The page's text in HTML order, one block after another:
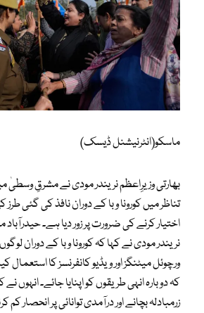
ماسکو(انٹرنیشنل ڈیسک)
بھارتی وزیرِاعظم نریندر مودی نے مشرقِ وسطیٰ
تناظر میں کورونا وبا کے دوران نافذ کی گئی طرز
اختیار کرنے کی ضرورت پر زور دیا ہے۔
نریندر مودی نے کہا کہ کورونا وبا کے دوران
ورچوئل میٹنگز اور ویڈیو کانفرنسز کا استعمال
کہ دوبارہ انہی طریقوں کو اپنایا جائے۔ انہوں
زرمبادلہ بچانے اور درآمدی توانائی پر انحصار